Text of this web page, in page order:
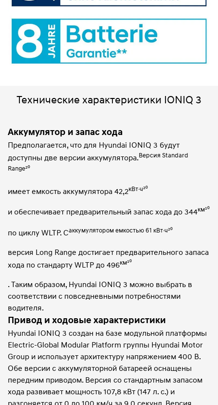
Технические характеристики IONIQ 3
Аккумулятор и запас хода
Предполагается, что для Hyundai IONIQ 3 будут
доступны две версии аккумулятора.Версия Standard
Range²⁰
имеет емкость аккумулятора 42,2кВт·ч²⁰
и обеспечивает предварительный запас хода до 344км¹⁰
по циклу WLTP. Саккумулятором емкостью 61 кВт·ч²⁰
версия Long Range достигает предварительного запаса
хода по стандарту WLTP до 496км¹⁰
. Таким образом, Hyundai IONIQ 3 можно выбрать в
соответствии с повседневными потребностями
водителя.
Привод и ходовые характеристики
Hyundai IONIQ 3 создан на базе модульной платформы
Electric-Global Modular Platform группы Hyundai Motor
Group и использует архитектуру напряжением 400 В.
Обе версии с аккумуляторной батареей оснащены
передним приводом. Версия со стандартным запасом
хода развивает мощность 107,8 кВт (147 л. с.) и